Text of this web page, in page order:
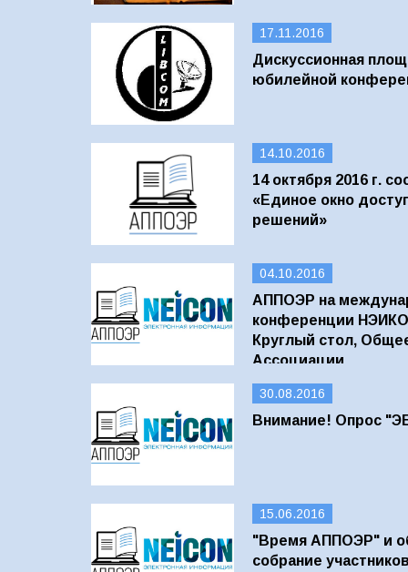
17.11.2016
Дискуссионная
юбилейной
14.10.2016
14 октября 2016 г.
«Единое окно
решений»
04.10.2016
АППОЭР на
конференции
Круглый стол,
Ассоциации
30.08.2016
Внимание! Опрос
15.06.2016
"Время АППОЭР" и
собрание